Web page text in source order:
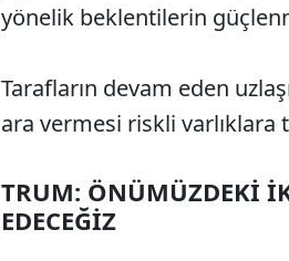
yönelik beklentilerin
Tarafların devam eden
ara vermesi riskli varlıklara
TRUM: ÖNÜMÜZDEKİ
EDECEĞİZ